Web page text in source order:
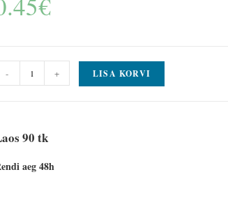
- + LISA KORVI
90 tk
aeg 48h